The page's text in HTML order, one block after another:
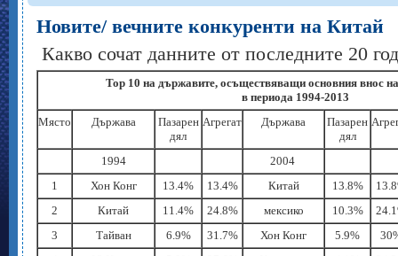
Новите/ вечните конкуренти на Китай
Какво сочат данните от последните 20
Top10 на държавите, осъществяващи основния внос
в периода 1994-2013
Място
Държава
Пазарен
дял
Aгрегат Държава
Пазарен
дял
1994
2004
1
Хон Конг 13.4% 13.4% Китай 13.8%
2
Китай 11.4% 24.8% мексико 10.3%
3
Тайван 6.9% 31.7% Хон Конг 5.9%